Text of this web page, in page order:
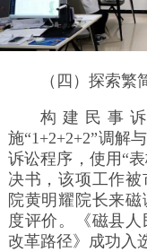
（四）探索
构建民事
施“1+2+2+2”调解
诉讼程序，使用“
决书，该项工作
院黄明耀院长来
度评价。《磁县
改革路径》成功入